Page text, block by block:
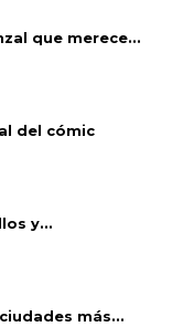
que merece...
del cómic
y...
más...